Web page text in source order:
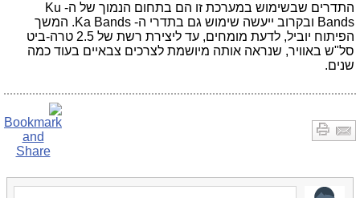
התדרים שבשימוש במערכת זו הם בתחום הנמוך של ה- Ku
Bands ובקרוב ייעשה שימוש גם בתדרי ה- Ka Bands. המשך
הפיתוח יוביל, לדעת מומחים, עד ליצירת רשת של 2.5 טרה-ביט
סל"ש באוויר, שנראה אותה מיושמת לצרכים צבאיים בעוד כמה
שנים.